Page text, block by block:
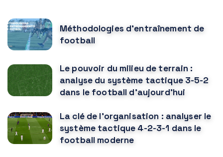
Méthodologies d'entraînement de
football
Le pouvoir du milieu de terrain :
analyse du système tactique 3-5-2
dans le football d'aujourd'hui
La clé de l'organisation : analyser le
système tactique 4-2-3-1 dans le
football moderne